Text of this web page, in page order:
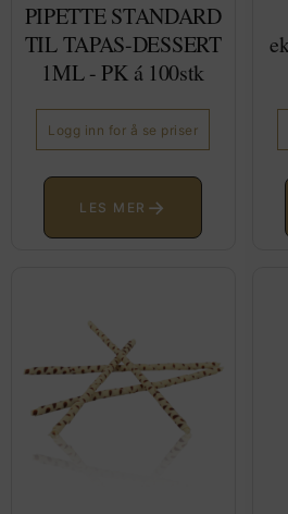
PIPETTE STANDARD
TIL TAPAS-DESSERT
1ML - PK á 100stk
Logg inn for å se priser
LES MER →